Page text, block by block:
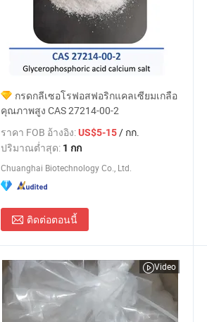
กรดกลีเซอโรฟอสฟอริกแคลเซียมเกลือ
คุณภาพสูง CAS 27214-00-2
ราคา FOB อ้างอิง:US$5-15/ กก.
ปริมาณต่ำสุด: 1 กก
Chuanghai Biotechnology Co., Ltd.
ติดต่อตอนนี้
Video